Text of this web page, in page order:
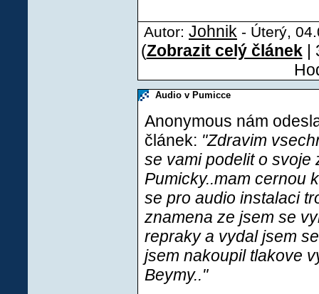
Autor: Johnik - Úterý,
(Zobrazit celý článek|
Audio v Pumicce
Anonymous nám
článek: "Zdravim
se vami podelit o svoje
Pumicky..mam cernou
se pro audio instalaci
znamena ze jsem se
repraky a vydal jsem
jsem nakoupil tlakove
Beymy.."